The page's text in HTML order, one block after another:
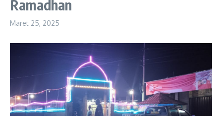
Ramadhan
Maret 25, 2025